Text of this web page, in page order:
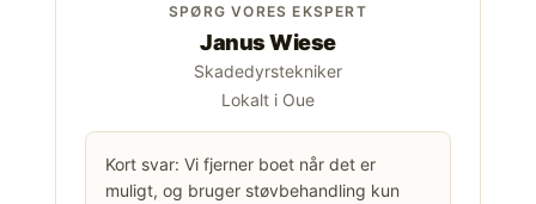
SPØRG VORES EKSPERT
Janus Wiese
Skadedyrstekniker
Lokalt i Oue
Kort svar: Vi fjerner boet når det er
muligt, og bruger støvbehandling kun